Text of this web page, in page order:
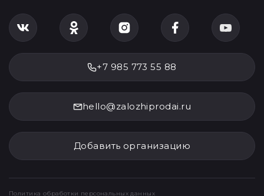
+7 985 773 55 88
hello@zalozhiprodai.ru
Добавить организацию
Политика обработки персональных данных